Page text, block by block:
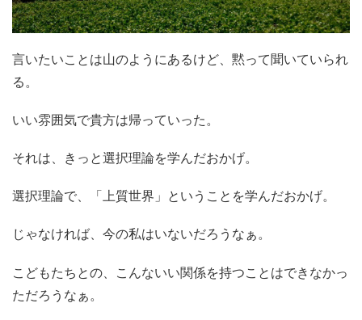
言いたいことは山のようにあるけど、黙って聞いていられ
る。
いい雰囲気で貴方は帰っていった。
それは、きっと選択理論を学んだおかげ。
選択理論で、「上質世界」ということを学んだおかげ。
じゃなければ、今の私はいないだろうなぁ。
こどもたちとの、こんないい関係を持つことはできなかっ
ただろうなぁ。